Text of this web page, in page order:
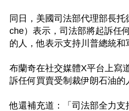
同日，美國司法部代理部長托
che）表示，司法部將起訴任
的人，他表示支持川普總統和
布蘭奇在社交媒體X平台上寫
訴任何買賣受制裁伊朗石油的
他還補充道：「司法部全力支